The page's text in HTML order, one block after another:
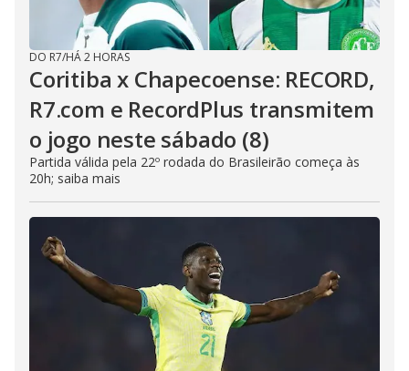
DO R7/HÁ 2 HORAS
Coritiba x Chapecoense: RECORD,
R7.com e RecordPlus transmitem
o jogo neste sábado (8)
Partida válida pela 22º rodada do Brasileirão começa às
20h; saiba mais